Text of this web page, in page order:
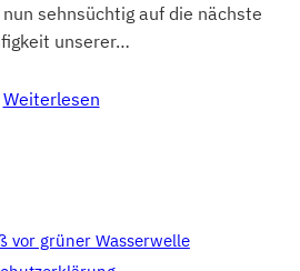
sehnsüchtig auf die nächste
unserer…
Weiterlesen